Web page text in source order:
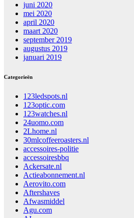
juni 2020
mei 2020
april 2020
maart 2020
september 2019
augustus 2019
januari 2019
Categorieën
123ledspots.nl
123optic.com
123watches.nl
24uomo.com
2Lhome.nl
30mlcoffeeroasters.nl
accessoires-politie
accessoiresbbq
Ackersate.nl
Actieabonnement.nl
Aerovito.com
Aftershaves
Afwasmiddel
Agu.com